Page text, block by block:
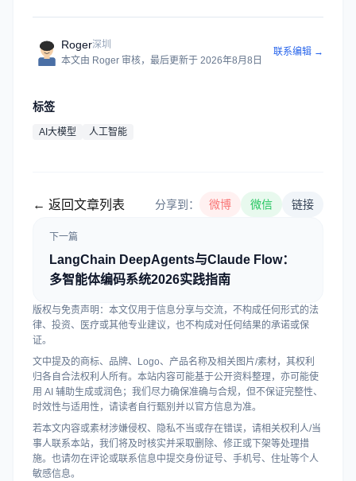
Roger深圳
本文由 Roger 审核，最后更新于 2026年8月8日
联系编辑 →
标签
AI大模型 人工智能
← 返回文章列表 分享到： 微博 微信 链接
下一篇
LangChain DeepAgents与Claude Flow：
多智能体编码系统2026实践指南
版权与免责声明：本文仅用于信息分享与交流，不构成任何形式的法
律、投资、医疗或其他专业建议，也不构成对任何结果的承诺或保
证。
文中提及的商标、品牌、Logo、产品名称及相关图片/素材，其权利
归各自合法权利人所有。本站内容可能基于公开资料整理，亦可能使
用 AI 辅助生成或润色；我们尽力确保准确与合规，但不保证完整性、
时效性与适用性，请读者自行甄别并以官方信息为准。
若本文内容或素材涉嫌侵权、隐私不当或存在错误，请相关权利人/当
事人联系本站，我们将及时核实并采取删除、修正或下架等处理措
施。也请勿在评论或联系信息中提交身份证号、手机号、住址等个人
敏感信息。